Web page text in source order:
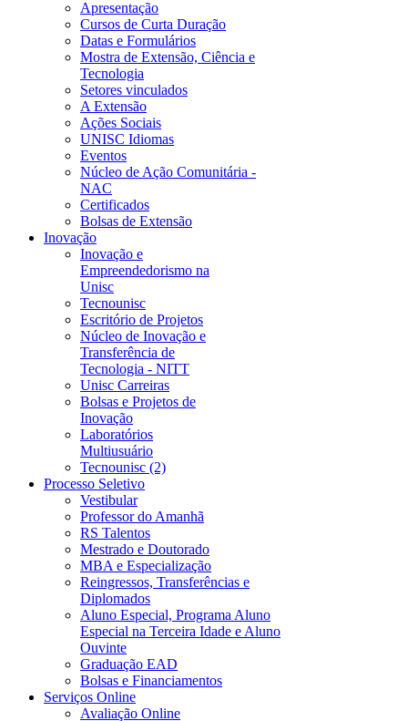
Apresentação
Cursos de Curta Duração
Datas e Formulários
Mostra de Extensão, Ciência e
Tecnologia
Setores vinculados
A Extensão
Ações Sociais
UNISC Idiomas
Eventos
Núcleo de Ação Comunitária -
NAC
Certificados
Bolsas de Extensão
Inovação
Inovação e
Empreendedorismo na
Unisc
Tecnounisc
Escritório de Projetos
Núcleo de Inovação e
Transferência de
Tecnologia - NITT
Unisc Carreiras
Bolsas e Projetos de
Inovação
Laboratórios
Multiusuário
Tecnounisc (2)
Processo Seletivo
Vestibular
Professor do Amanhã
RS Talentos
Mestrado e Doutorado
MBA e Especialização
Reingressos, Transferências e
Diplomados
Aluno Especial, Programa Aluno
Especial na Terceira Idade e Aluno
Ouvinte
Graduação EAD
Bolsas e Financiamentos
Serviços Online
Avaliação Online